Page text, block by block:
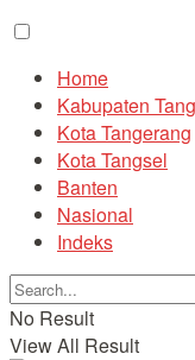
Home
Kabupaten
Kota Tangerang
Kota Tangsel
Banten
Nasional
Indeks
No Result
View All Result